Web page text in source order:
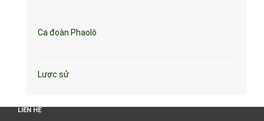
Ca đoàn Phaolô
Lược sử
LIÊN HỆ